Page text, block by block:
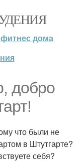
фитнес дома
добро
что были не
в Штутгарте?
себя?